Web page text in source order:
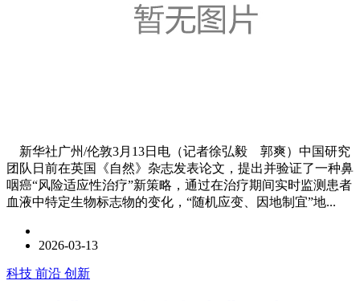
新华社广州/伦敦3月13日电（记者徐弘毅 郭爽）中国研究
团队日前在英国《自然》杂志发表论文，提出并验证了一种鼻
咽癌“风险适应性治疗”新策略，通过在治疗期间实时监测患者
血液中特定生物标志物的变化，“随机应变、因地制宜”地...
2026-03-13
科技 前沿 创新